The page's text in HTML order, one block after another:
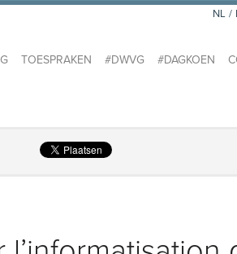
TOESPRAKEN #DWVG #DAGKOEN
NL /